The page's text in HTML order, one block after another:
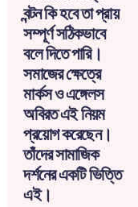
বন্টন কি হবে তা প্রায়
সম্পূর্ণ সঠিকভাবে
বলে দিতে পারি।
সমাজের ক্ষেত্রে
মার্কস ও এঙ্গেলস
অবিরত এই নিয়ম
প্রয়োগ করেছেন।
তাঁদের সামাজিক
দর্শনের একটি ভিত্তি
এই।